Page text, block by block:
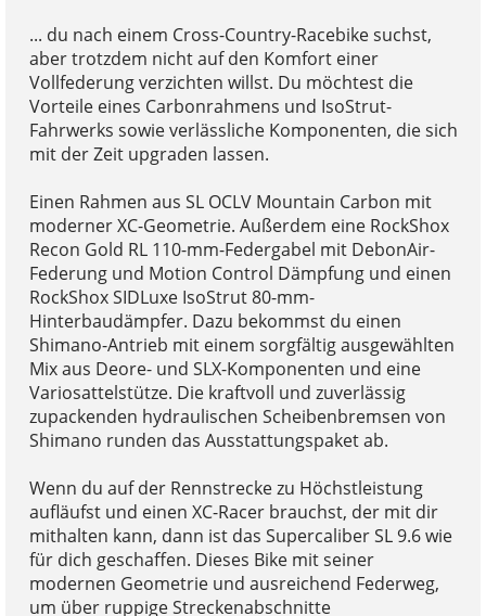
... du nach einem Cross-Country-Racebike suchst,
aber trotzdem nicht auf den Komfort einer
Vollfederung verzichten willst. Du möchtest die
Vorteile eines Carbonrahmens und IsoStrut-
Fahrwerks sowie verlässliche Komponenten, die sich
mit der Zeit upgraden lassen.
Einen Rahmen aus SL OCLV Mountain Carbon mit
moderner XC-Geometrie. Außerdem eine RockShox
Recon Gold RL 110-mm-Federgabel mit DebonAir-
Federung und Motion Control Dämpfung und einen
RockShox SIDLuxe IsoStrut 80-mm-
Hinterbaudämpfer. Dazu bekommst du einen
Shimano-Antrieb mit einem sorgfältig ausgewählten
Mix aus Deore- und SLX-Komponenten und eine
Variosattelstütze. Die kraftvoll und zuverlässig
zupackenden hydraulischen Scheibenbremsen von
Shimano runden das Ausstattungspaket ab.
Wenn du auf der Rennstrecke zu Höchstleistung
aufläufst und einen XC-Racer brauchst, der mit dir
mithalten kann, dann ist das Supercaliber SL 9.6 wie
für dich geschaffen. Dieses Bike mit seiner
modernen Geometrie und ausreichend Federweg,
um über ruppige Streckenabschnitte